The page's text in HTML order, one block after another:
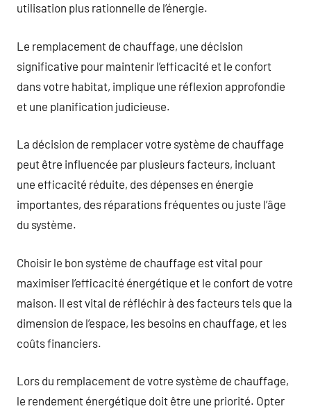
utilisation plus rationnelle de l’énergie.
Le remplacement de chauffage, une décision
significative pour maintenir l’efficacité et le confort
dans votre habitat, implique une réflexion approfondie
et une planification judicieuse.
La décision de remplacer votre système de chauffage
peut être influencée par plusieurs facteurs, incluant
une efficacité réduite, des dépenses en énergie
importantes, des réparations fréquentes ou juste l’âge
du système.
Choisir le bon système de chauffage est vital pour
maximiser l’efficacité énergétique et le confort de votre
maison. Il est vital de réfléchir à des facteurs tels que la
dimension de l’espace, les besoins en chauffage, et les
coûts financiers.
Lors du remplacement de votre système de chauffage,
le rendement énergétique doit être une priorité. Opter